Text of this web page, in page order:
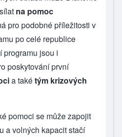
na pomoc
pro podobné příležitosti v
po celé republice
programu jsou i
poskytování první
a takétým krizových
pomoci se může zapojit
a volných kapacit stačí